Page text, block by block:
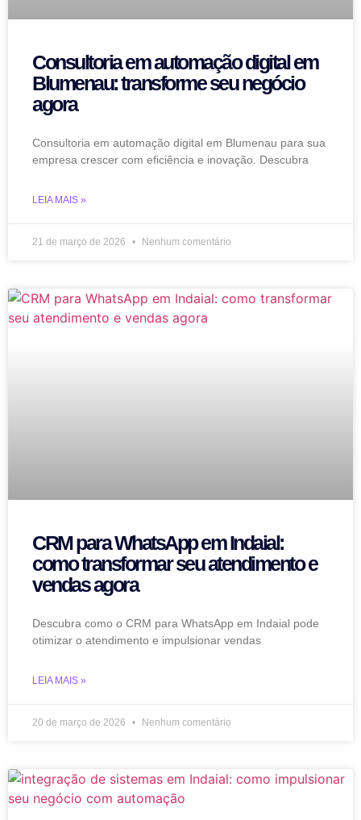
Consultoria em automação digital em
Blumenau: transforme seu negócio
agora
Consultoria em automação digital em Blumenau para sua
empresa crescer com eficiência e inovação. Descubra
LEIA MAIS »
21 de março de 2026 Nenhum comentário
CRM para WhatsApp em Indaial:
como transformar seu atendimento e
vendas agora
Descubra como o CRM para WhatsApp em Indaial pode
otimizar o atendimento e impulsionar vendas
LEIA MAIS »
20 de março de 2026 Nenhum comentário